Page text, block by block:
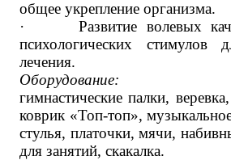
общее укрепление организма.
·
Развитие волевых
психологических стимулов
лечения.
Оборудование:
гимнастические палки,
коврик «Топ-топ»,
стулья, платочки, мячи,
для занятий, скакалка.